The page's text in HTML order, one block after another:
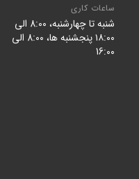
ساعات کاری
شنبه تا چهارشنبه، 8:۰۰ الی
۱۸:۰۰ پنجشنبه ها، 8:۰۰ الی
16:۰۰